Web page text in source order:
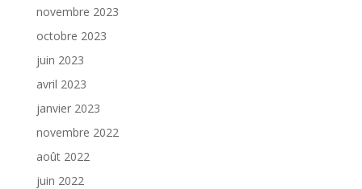
novembre 2023
octobre 2023
juin 2023
avril 2023
janvier 2023
novembre 2022
août 2022
juin 2022